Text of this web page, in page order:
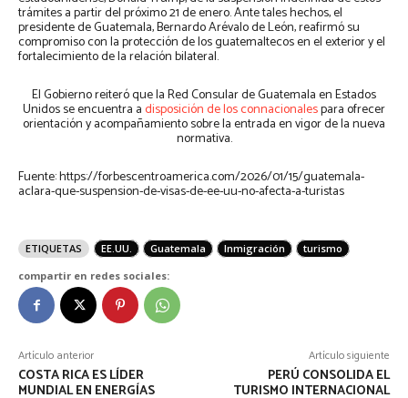
trámites a partir del próximo 21 de enero. Ante tales hechos, el
presidente de Guatemala, Bernardo Arévalo de León, reafirmó su
compromiso con la protección de los guatemaltecos en el exterior y el
fortalecimiento de la relación bilateral.
El Gobierno reiteró que la Red Consular de Guatemala en Estados
Unidos se encuentra adisposición de los connacionalespara ofrecer
orientación y acompañamiento sobre la entrada en vigor de la nueva
normativa.
Fuente: https://forbescentroamerica.com/2026/01/15/guatemala-
aclara-que-suspension-de-visas-de-ee-uu-no-afecta-a-turistas
ETIQUETAS EE.UU. Guatemala Inmigración
turismo
compartir en redes sociales:
Artículo anterior
COSTA RICA ES LÍDER
MUNDIAL EN ENERGÍAS
Artículo siguiente
PERÚ CONSOLIDA EL
TURISMO INTERNACIONAL